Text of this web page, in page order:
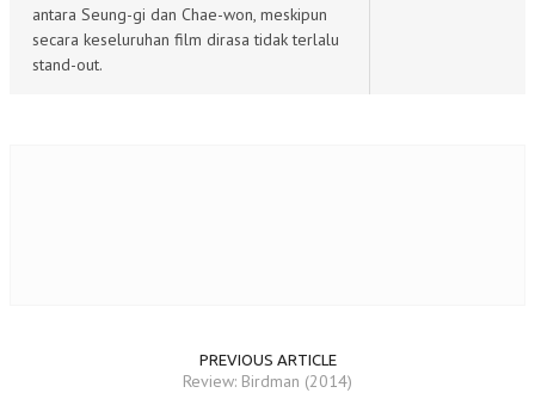
antara Seung-gi dan Chae-won, meskipun
secara keseluruhan film dirasa tidak terlalu
stand-out.
PREVIOUS ARTICLE
Review: Birdman (2014)